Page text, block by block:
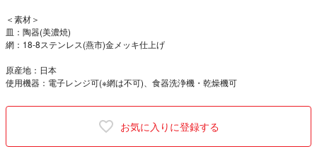
＜素材＞
皿：陶器(美濃焼)
網：18-8ステンレス(燕市)金メッキ仕上げ
原産地：日本
使用機器：電子レンジ可(※網は不可)、食器洗浄機・乾燥機可
お気に入りに登録する